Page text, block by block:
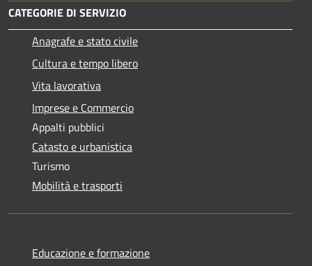
CATEGORIE DI SERVIZIO
Anagrafe e stato civile
Cultura e tempo libero
Vita lavorativa
Imprese e Commercio
Appalti pubblici
Catasto e urbanistica
Turismo
Mobilità e trasporti
Educazione e formazione